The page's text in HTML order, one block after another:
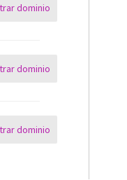
dominio
dominio
dominio